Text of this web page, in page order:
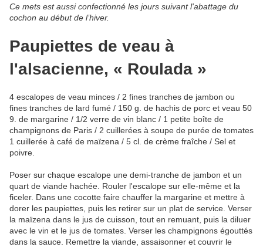
Ce mets est aussi confectionné les jours suivant l'abattage du
cochon au début de l’hiver.
Paupiettes de veau à
l'alsacienne, « Roulada »
4 escalopes de veau minces / 2 fines tranches de jambon ou
fines tranches de lard fumé / 150 g. de hachis de porc et veau 50
9. de margarine / 1/2 verre de vin blanc / 1 petite boîte de
champignons de Paris / 2 cuillerées à soupe de purée de tomates
1 cuillerée à café de maïzena / 5 cl. de crème fraîche / Sel et
poivre.
Poser sur chaque escalope une demi-tranche de jambon et un
quart de viande hachée. Rouler l'escalope sur elle-même et la
ficeler. Dans une cocotte faire chauffer la margarine et mettre à
dorer les paupiettes, puis les retirer sur un plat de service. Verser
la maïzena dans le jus de cuisson, tout en remuant, puis la diluer
avec le vin et le jus de tomates. Verser les champignons égouttés
dans la sauce. Remettre la viande, assaisonner et couvrir le